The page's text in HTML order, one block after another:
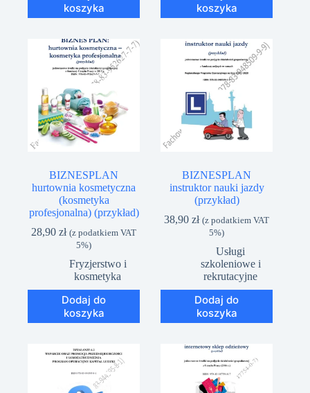
koszyka
koszyka
BIZNESPLAN
hurtownia kosmetyczna
(kosmetyka
profesjonalna) (przykład)
28,90zł (z podatkiem VAT
5%)
Fryzjerstwo i
kosmetyka
Dodaj do
koszyka
BIZNESPLAN
instruktor nauki jazdy
(przykład)
38,90zł (z podatkiem VAT
5%)
Usługi
szkoleniowe i
rekrutacyjne
Dodaj do
koszyka